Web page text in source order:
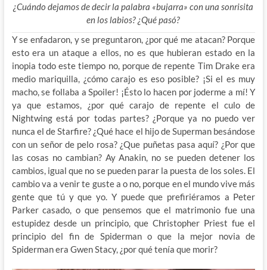
¿Cuándo dejamos de decir la palabra «bujarra» con una sonrisita
en los labios? ¿Qué pasó?
Y se enfadaron, y se preguntaron, ¿por qué me atacan? Porque
esto era un ataque a ellos, no es que hubieran estado en la
inopia todo este tiempo no, porque de repente Tim Drake era
medio mariquilla, ¿cómo carajo es eso posible? ¡Si el es muy
macho, se follaba a Spoiler! ¡Ésto lo hacen por joderme a mí! Y
ya que estamos, ¿por qué carajo de repente el culo de
Nightwing está por todas partes? ¿Porque ya no puedo ver
nunca el de Starfire? ¿Qué hace el hijo de Superman besándose
con un señor de pelo rosa? ¿Que puñetas pasa aquí? ¿Por que
las cosas no cambian? Ay Anakin, no se pueden detener los
cambios, igual que no se pueden parar la puesta de los soles. El
cambio va a venir te guste a o no, porque en el mundo vive más
gente que tú y que yo. Y puede que prefiriéramos a Peter
Parker casado, o que pensemos que el matrimonio fue una
estupidez desde un principio, que Christopher Priest fue el
principio del fin de Spiderman o que la mejor novia de
Spiderman era Gwen Stacy, ¿por qué tenía que morir?